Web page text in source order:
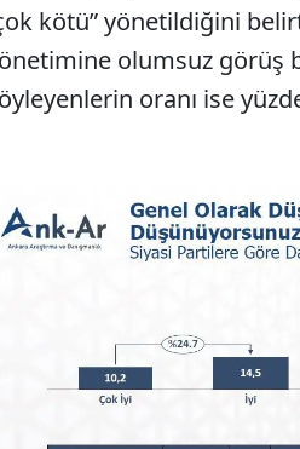
kötü” yönetildiğini
olumsuz görüş
oranı ise